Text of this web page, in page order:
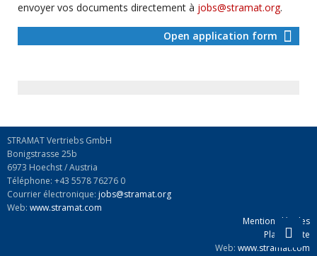
envoyer vos documents directement à jobs@stramat.org.
Open application form
STRAMAT Vertriebs GmbH
Bonigstrasse 25b
6973 Hoechst / Austria
Téléphone: +43 5578 76276 0
Courrier électronique: jobs@stramat.org
Web: www.stramat.com
Mentions légales
Plan du site
Web: www.stramat.com